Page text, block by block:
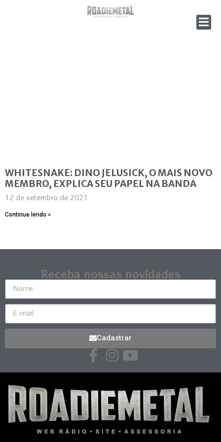
WHITESNAKE: DINO JELUSICK, O MAIS NOVO
MEMBRO, EXPLICA SEU PAPEL NA BANDA
12 de setembro de 2021
Continue lendo »
Receba nossas novidades
Cadastrar